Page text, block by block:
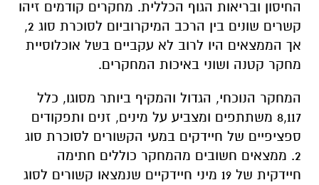
החיסון ובריאות הגוף הכללית. מחקרים קודמים זיהו
קשרים שונים בין הרכב המיקרוביום לסוכרת סוג 2,
אך הממצאים היו לרוב לא עקביים בשל אוכלוסיית
מחקר קטנה ושוני באיכות המחקרים.
המחקר הנוכחי, הגדול והמקיף ביותר מסוגו, כלל
8,117 משתתפים ו
מצביע על מינים, זנים ותפקודים
ספציפיים של חיידקים במעי הקשורים לסוכרת סוג
2. ממצאים חשובים מהמחקר כוללים חתימה
חיידקית של 19
מיני חיידקיים שנמצאו קשורים לסוג